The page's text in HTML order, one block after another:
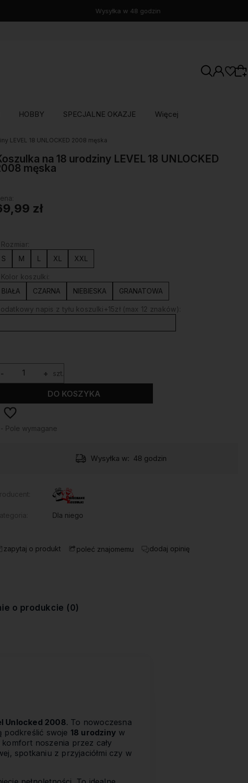
oferty lub zaloguj się, aby przywrócić dodane
produkty do listy z poprzedniej sesji.
HOBBY SPECJALNE OKAZJE Więcej
LEVEL 18 UNLOCKED 2008 męska
na 18 urodziny LEVEL 18 UNLOCKED
męska
zł
Rozmiar:
S
M L XL XXL
Kolor koszulki:
BIAŁA
CZARNA NIEBIESKA GRANATOWA
napis z tyłu koszulki+15zł (max 12 znaków):
+
- szt.
DO KOSZYKA
- Pole wymagane
Wysyłka w: 48 godzin
Dla niego
zapytaj o produkt poleć znajomemu dodaj opinię
o produkcie (0)
Unlocked 2008. To nowoczesna
podkreślić swoje 18 urodziny w
noszenia przez cały
spotkaniu z przyjaciółmi czy w